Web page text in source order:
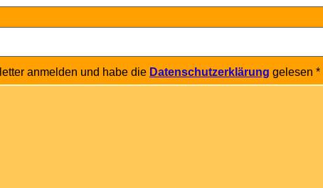
anmelden und habe die Datenschutzerklärung gelesen *